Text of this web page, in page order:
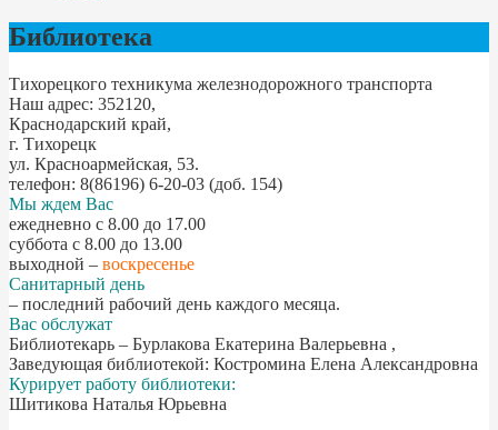
Библиотека
Тихорецкого техникума железнодорожного транспорта
Наш адрес: 352120,
Краснодарский край,
г. Тихорецк
ул. Красноармейская, 53.
телефон: 8(86196) 6-20-03 (доб. 154)
Мы ждем Вас
ежедневно с 8.00 до 17.00
суббота с 8.00 до 13.00
выходной – воскресенье
Санитарный день
– последний рабочий день каждого месяца.
Вас обслужат
Библиотекарь – Бурлакова Екатерина Валерьевна ,
Заведующая библиотекой: Костромина Елена Александровна
Курирует работу библиотеки:
Шитикова Наталья Юрьевна